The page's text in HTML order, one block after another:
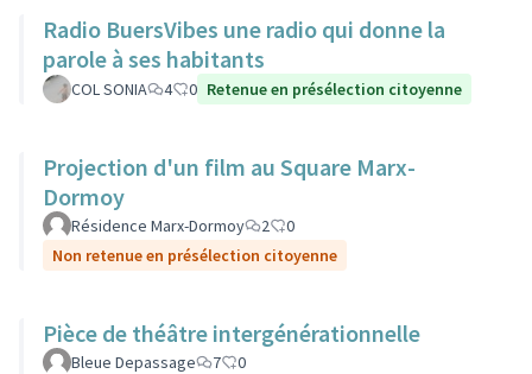
Radio BuersVibes une radio qui donne la
parole à ses habitants
COL SONIA 4 0 Retenue en présélection citoyenne
Projection d'un film au Square Marx-
Dormoy
Résidence Marx-Dormoy 2
0
Non retenue en présélection citoyenne
Pièce de théâtre intergénérationnelle
Bleue Depassage 7
0